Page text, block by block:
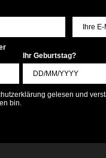
Ihr Geburtstag?
gelesen und
bin.